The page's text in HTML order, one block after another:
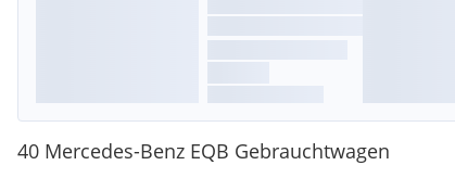
40 Mercedes-Benz EQB Gebrauchtwagen